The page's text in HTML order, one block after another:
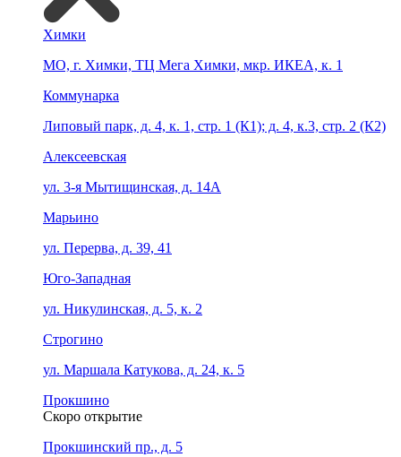
Химки
МО, г. Химки, ТЦ Мега Химки, мкр. ИКЕА, к. 1
Коммунарка
Липовый парк, д. 4, к. 1, стр. 1 (К1); д. 4, к.3, стр. 2 (К2)
Алексеевская
ул. 3-я Мытищинская, д. 14А
Марьино
ул. Перерва, д. 39, 41
Юго-Западная
ул. Никулинская, д. 5, к. 2
Строгино
ул. Маршала Катукова, д. 24, к. 5
Прокшино
Скоро открытие
Прокшинский пр., д. 5